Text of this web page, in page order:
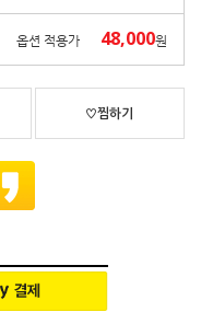
옵션 적용가 48,000원
♡찜하기